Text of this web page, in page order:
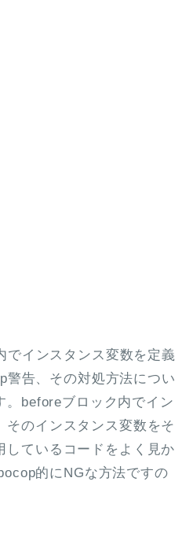
でインスタンス変数を定義
警告、その対処方法につい
。beforeブロック内でイン
そのインスタンス変数をそ
しているコードをよく見か
的にNGな方法ですの